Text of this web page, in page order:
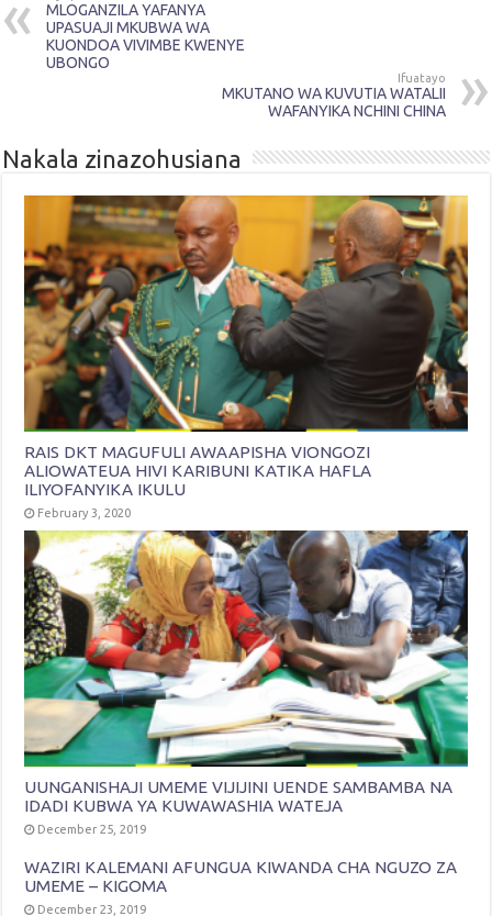
MLOGANZILA YAFANYA
UPASUAJI MKUBWA WA
KUONDOA VIVIMBE KWENYE
UBONGO
Ifuatayo
MKUTANO WA KUVUTIA WATALII
WAFANYIKA NCHINI CHINA
Nakala zinazohusiana
RAIS DKT MAGUFULI AWAAPISHA VIONGOZI
ALIOWATEUA HIVI KARIBUNI KATIKA HAFLA
ILIYOFANYIKA IKULU
February 3, 2020
UUNGANISHAJI UMEME VIJIJINI UENDE SAMBAMBA NA
IDADI KUBWA YA KUWAWASHIA WATEJA
December 25, 2019
WAZIRI KALEMANI AFUNGUA KIWANDA CHA NGUZO ZA
UMEME – KIGOMA
December 23, 2019